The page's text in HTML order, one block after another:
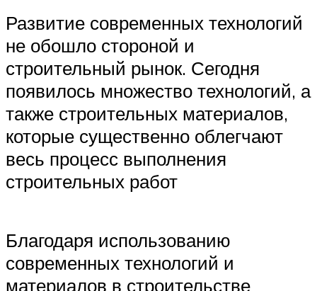
Развитие современных технологий
не обошло стороной и
строительный рынок. Сегодня
появилось множество технологий, а
также строительных материалов,
которые существенно облегчают
весь процесс выполнения
строительных работ
Благодаря использованию
современных технологий и
материалов в строительстве